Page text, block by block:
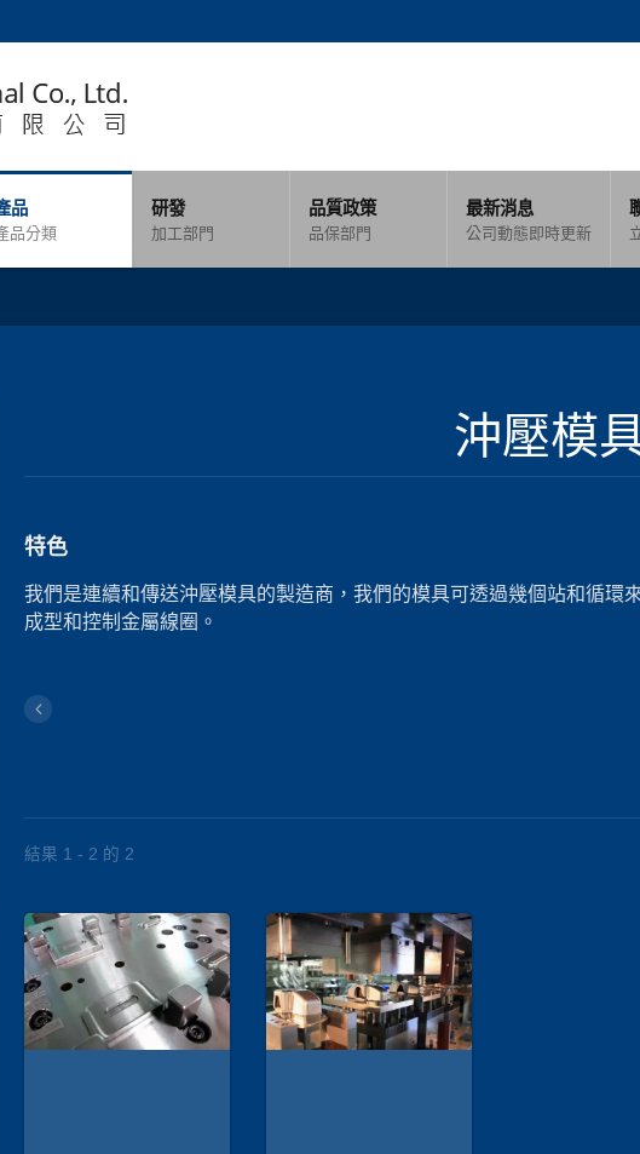
品
品分類
研發
加工部門
品質政策
品保部門
最新消息
公司動態即時更新
沖壓模
特色
我們是連續和傳送沖壓模具的製造商，我們的模具可透過幾個站和循環
成型和控制金屬線圈。
結果 1 - 2 的 2